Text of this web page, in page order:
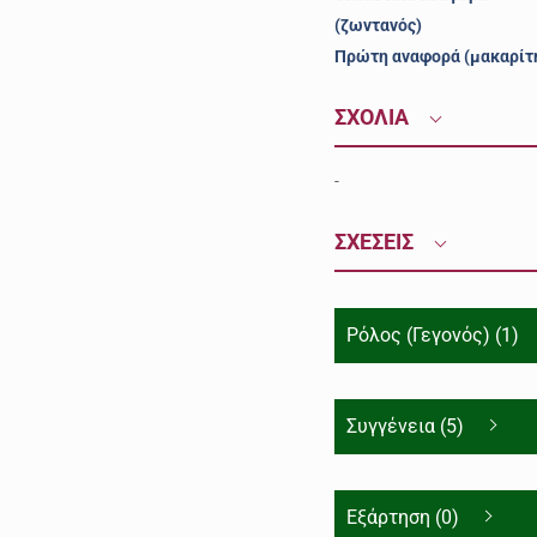
(ζωντανός)
Πρώτη αναφορά
ΣΧΟΛΙΑ
-
ΣΧΕΣΕΙΣ
Ρόλος (Γεγονός) (1)
Συγγένεια (5)
Εξάρτηση (0)